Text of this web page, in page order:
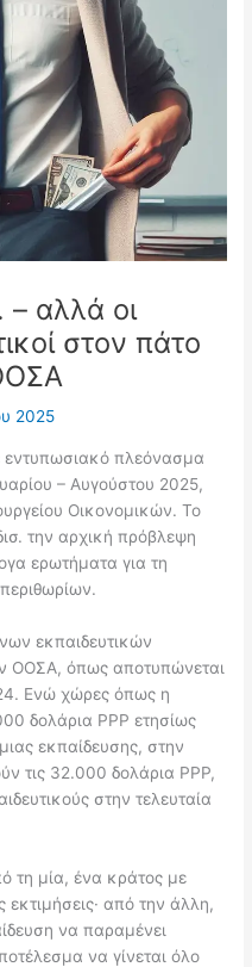
– αλλά οι
στον πάτο
2025
εντυπωσιακό πλεόνασμα
– Αυγούστου 2025,
Οικονομικών. Το
την αρχική πρόβλεψη
ερωτήματα για τη
εκπαιδευτικών
ΟΟΣΑ, όπως αποτυπώνεται
Ενώ χώρες όπως η
δολάρια PPP ετησίως
εκπαίδευσης, στην
τις 32.000 δολάρια PPP,
στην τελευταία
τη μία, ένα κράτος με
από την άλλη,
να παραμένει
να γίνεται όλο